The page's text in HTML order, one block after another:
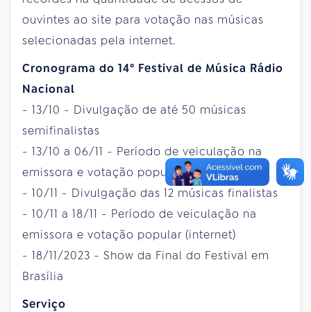
ouvintes ao site para votação nas músicas
selecionadas pela internet.
Cronograma do 14º Festival de Música Rádio
Nacional
- 13/10 - Divulgação de até 50 músicas
semifinalistas
- 13/10 a 06/11 - Período de veiculação na
emissora e votação popular (internet)
- 10/11 - Divulgação das 12 músicas finalistas
- 10/11 a 18/11 - Período de veiculação na
emissora e votação popular (internet)
- 18/11/2023 - Show da Final do Festival em
Brasília
Serviço